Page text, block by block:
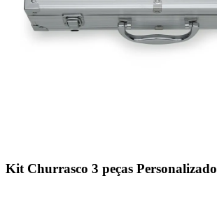
Kit Churrasco 3 peças Personalizado